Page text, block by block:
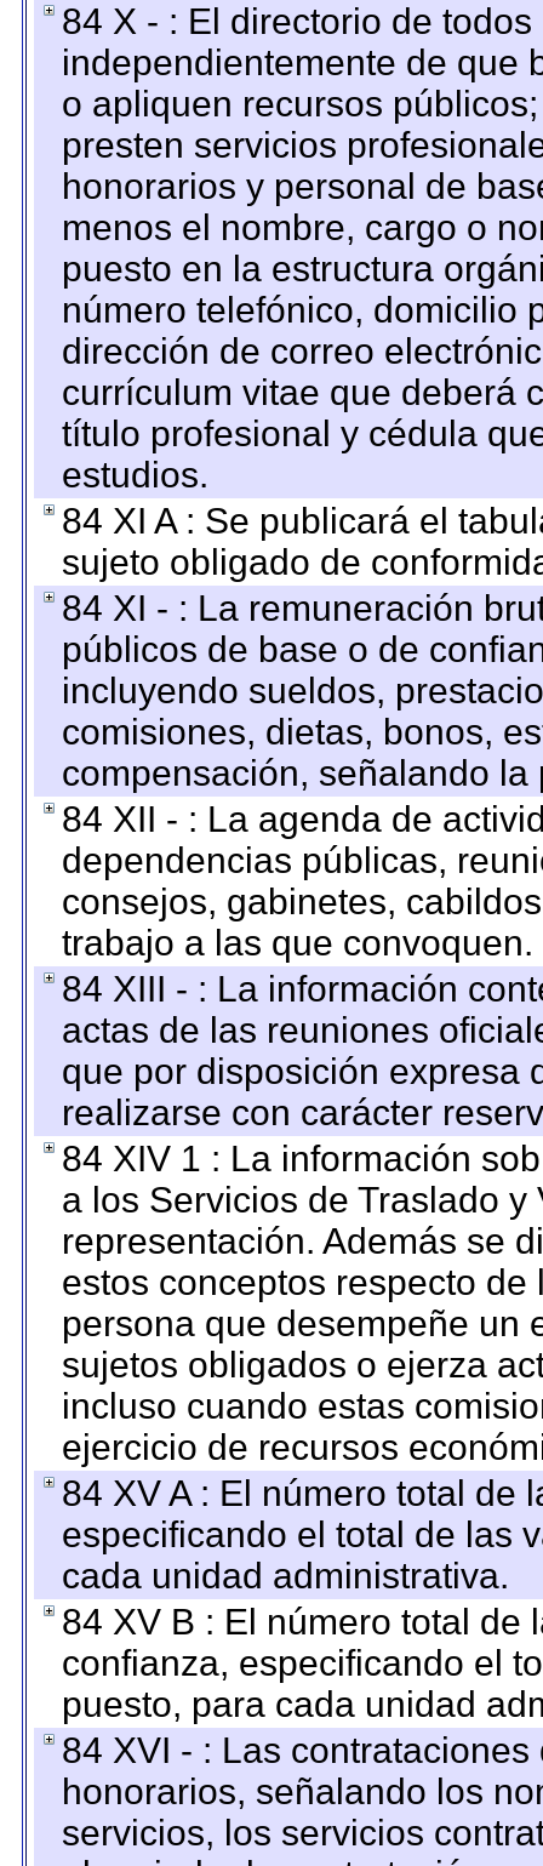
84 X - : El directorio de
independientemente de que
o apliquen recursos
presten servicios
honorarios y personal de
menos el nombre, cargo o
puesto en la estructura
número telefónico, domicilio
dirección de correo
currículum vitae que deberá
título profesional y cédula
estudios.
84 XI A : Se publicará el
sujeto obligado de
84 XI - : La remuneración
públicos de base o de
incluyendo sueldos,
comisiones, dietas, bonos,
compensación, señalando
84 XII - : La agenda de
dependencias públicas,
consejos, gabinetes,
trabajo a las que convoquen.
84 XIII - : La información
actas de las reuniones
que por disposición expresa
realizarse con carácter
84 XIV 1 : La información
a los Servicios de Traslado
representación. Además se
estos conceptos respecto
persona que desempeñe un
sujetos obligados o ejerza
incluso cuando estas
ejercicio de recursos
84 XV A : El número total de
especificando el total de las
cada unidad administrativa.
84 XV B : El número total de
confianza, especificando el
puesto, para cada unidad
84 XVI - : Las
honorarios, señalando los
servicios, los servicios